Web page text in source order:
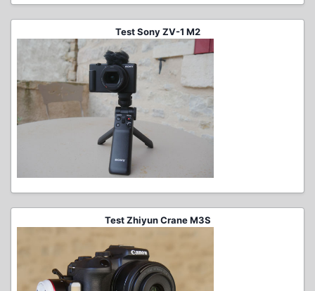
Test Sony ZV-1 M2
Test Zhiyun Crane M3S